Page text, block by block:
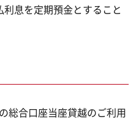
息を定期預金とすること
総合口座当座貸越のご利用